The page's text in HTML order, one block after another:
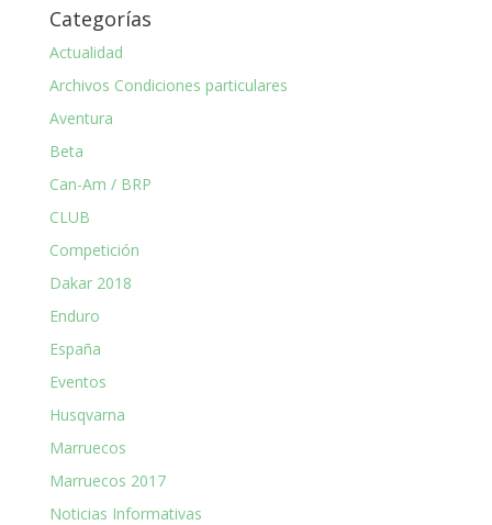
Categorías
Actualidad
Archivos Condiciones particulares
Aventura
Beta
Can-Am / BRP
CLUB
Competición
Dakar 2018
Enduro
España
Eventos
Husqvarna
Marruecos
Marruecos 2017
Noticias Informativas